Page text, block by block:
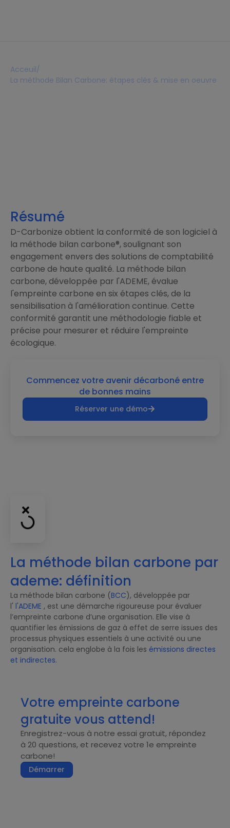
Acceuil/
La méthode Bilan Carbone: étapes clés & mise en oeuvre
Résumé
D-Carbonize obtient la conformité de son logiciel à
la méthode bilan carbone®, soulignant son
engagement envers des solutions de comptabilité
carbone de haute qualité. La méthode bilan
carbone, développée par l'ADEME, évalue
l'empreinte carbone en six étapes clés, de la
sensibilisation à l'amélioration continue. Cette
conformité garantit une méthodologie fiable et
précise pour mesurer et réduire l'empreinte
écologique.
Commencez votre avenir décarboné entre
de bonnes mains
Réserver une démo
La méthode bilan carbone par
ademe: définition
La méthode bilan carbone (BCC), développée par
l' l'ADEME , est une démarche rigoureuse pour évaluer
l’empreinte carbone d’une organisation. Elle vise à
quantifier les émissions de gaz à effet de serre issues des
processus physiques essentiels à une activité ou une
organisation. cela englobe à la fois les émissions directes
et indirectes.
Votre empreinte carbone
gratuite vous attend!
Enregistrez-vous à notre essai gratuit, répondez
à 20 questions, et recevez votre 1e empreinte
carbone!
Démarrer